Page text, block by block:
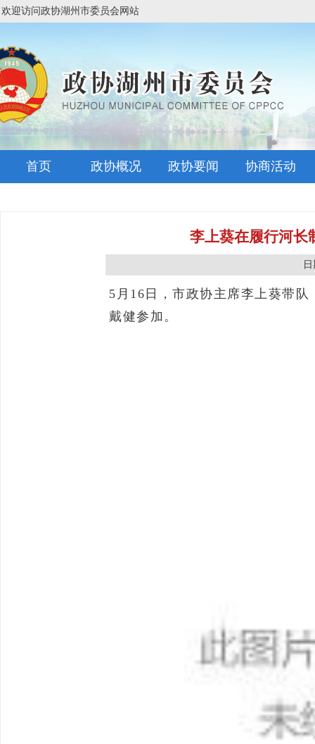
欢迎访问政协湖州市委员会网站
首页 政协概况 政协要闻 协商活动
李上葵在履行河长
5月16日，市政协主席李上葵带
戴健参加。